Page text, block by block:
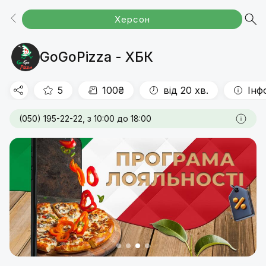
Херсон
GoGoPizza - ХБК
5 100₴ від 20 хв.
(050) 195-22-22, з 10:00 до 18:00
Акції
КОМБО
Піца 30см
Піца 45см
Кальцоне
Напої
Снеки